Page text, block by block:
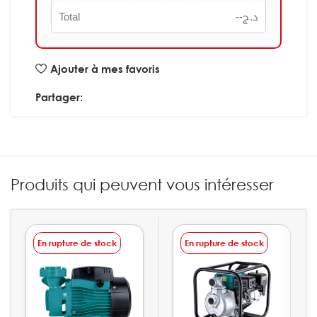
Total --د.ج
Ajouter à mes favoris
Partager:
Produits qui peuvent vous intéresser
En rupture de stock En rupture de stock